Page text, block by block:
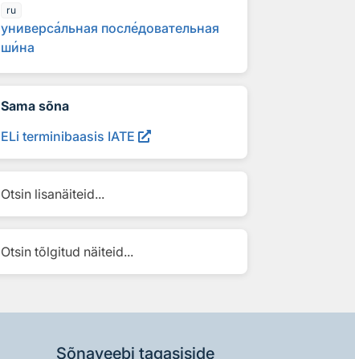
ru
универсальная последовательная
шина
Sama sõna
ELi terminibaasis IATE
Otsin lisanäiteid...
Otsin tõlgitud näiteid...
Sõnaveebi tagasiside